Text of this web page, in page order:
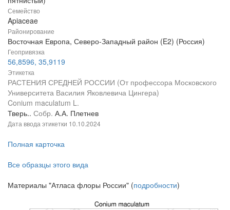
Семейство
Apiaceae
Районирование
Восточная Европа, Северо-Западный район (E2) (Россия)
Геопривязка
56,8596, 35,9119
Этикетка
РАСТЕНИЯ СРЕДНЕЙ РОССИИ (От профессора Московского
Университета Василия Яковлевича Цингера)
Conium maculatum L.
Тверь.. Собр. А.А. Плетнев
Дата ввода этикетки 10.10.2024
Полная карточка
Все образцы этого вида
Материалы "Атласа флоры России" (подробности)